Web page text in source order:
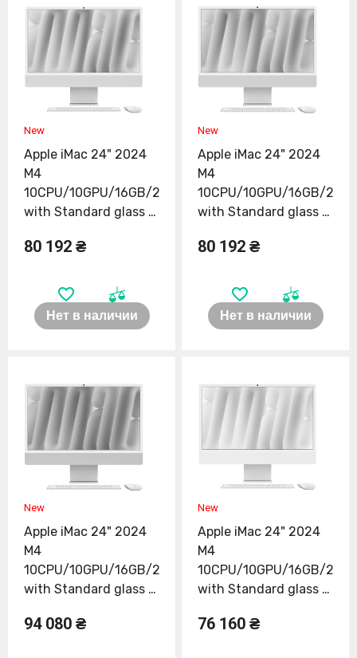
Apple iMac 24" 2024
M4
10CPU/10GPU/16GB/256GB
with Standard glass -
80 192 ₴
Нет в наличии
Apple iMac 24" 2024
M4
10CPU/10GPU/16GB/
with Standard glass -
80 192 ₴
Нет в наличии
Apple iMac 24" 2024
M4
10CPU/10GPU/16GB/256GB
with Standard glass -
94 080 ₴
Apple iMac 24" 2024
M4
10CPU/10GPU/16GB/
with Standard glass -
76 160 ₴